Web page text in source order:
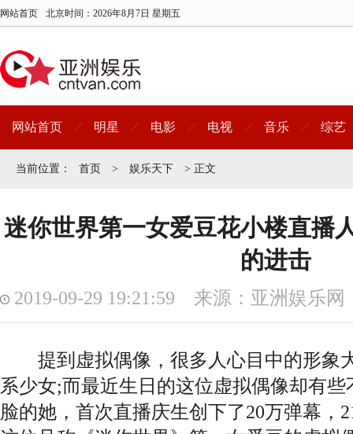
网站首页 北京时间： 2026年8月7日 星期五
网站首页 明星 电影 电视 音乐 综艺
当前位置： 首页 > 娱乐天下 > 正文
迷你世界第一女爱豆花小楼直播
的进击
2019-09-29 19:21:59 来源：亚洲娱乐网
提到虚拟偶像，很多人心目中的形象
系少女;而最近生日的这位虚拟偶像却有
脸的她，首次直播庆生创下了20万弹幕，